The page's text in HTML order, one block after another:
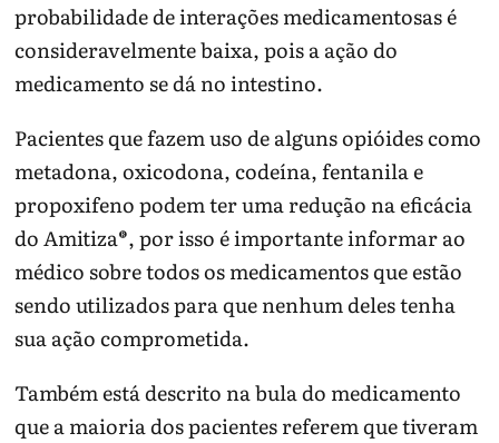
probabilidade de interações medicamentosas é
consideravelmente baixa, pois a ação do
medicamento se dá no intestino.
Pacientes que fazem uso de alguns opióides como
metadona, oxicodona, codeína, fentanila e
propoxifeno podem ter uma redução na eficácia
do Amitiza®, por isso é importante informar ao
médico sobre todos os medicamentos que estão
sendo utilizados para que nenhum deles tenha
sua ação comprometida.
Também está descrito na bula do medicamento
que a maioria dos pacientes referem que tiveram